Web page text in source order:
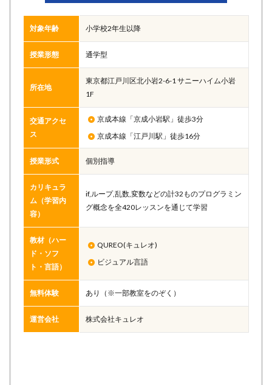
対象年齢 小学校2年生以降
授業形態 通学型
所在地
東京都江戸川区北小岩2-6-1 サニーハイム小岩
1F
交通アクセ
ス
京成本線「京成小岩駅」徒歩3分
京成本線「江戸川駅」徒歩16分
授業形式 個別指導
カリキュラ
ム（学習内
容）
if,ループ,乱数,変数などの計32ものプログラミン
グ概念を全420レッスンを通じて学習
教材（ハー
ド・ソフ
ト・言語）
QUREO(キュレオ)
ビジュアル言語
無料体験 あり（※一部教室をのぞく）
運営会社 株式会社キュレオ